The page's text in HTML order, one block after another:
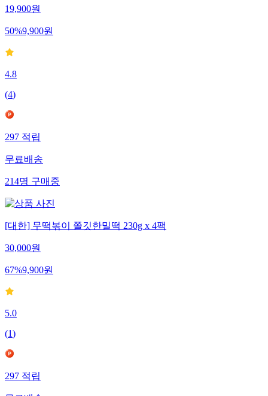
19,900원
50%9,900원
4.8
(4)
297적립
무료배송
214명구매중
[대한] 무떡볶이 쫄깃한밀떡 230g x 4팩
30,000원
67%9,900원
5.0
(1)
297적립